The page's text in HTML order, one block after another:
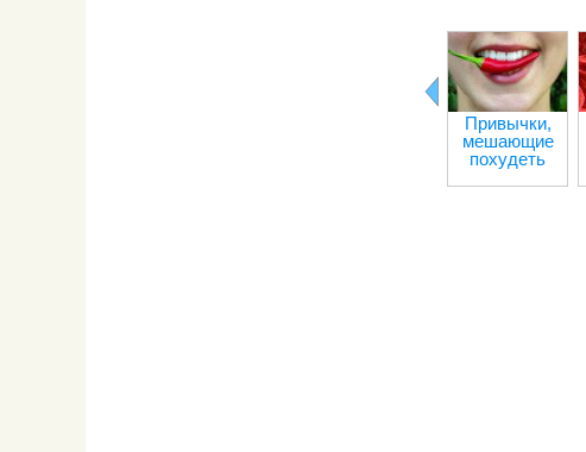
Привычки,
мешающие
похудеть